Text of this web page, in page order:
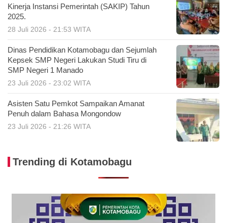
Kinerja Instansi Pemerintah (SAKIP) Tahun
2025.
28 Juli 2026 - 21:53 WITA
Dinas Pendidikan Kotamobagu dan Sejumlah
Kepsek SMP Negeri Lakukan Studi Tiru di
SMP Negeri 1 Manado
23 Juli 2026 - 23:02 WITA
Asisten Satu Pemkot Sampaikan Amanat
Penuh dalam Bahasa Mongondow
23 Juli 2026 - 21:26 WITA
Trending di Kotamobagu